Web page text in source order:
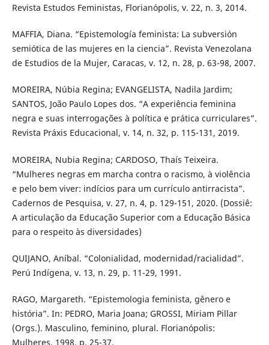
Revista Estudos Feministas, Florianópolis, v. 22, n. 3, 2014.
MAFFIA, Diana. “Epistemología feminista: La subversión
semiótica de las mujeres en la ciencia”. Revista Venezolana
de Estudios de la Mujer, Caracas, v. 12, n. 28, p. 63-98, 2007.
MOREIRA, Núbia Regina; EVANGELISTA, Nadila Jardim;
SANTOS, João Paulo Lopes dos. “A experiência feminina
negra e suas interrogações à política e prática curriculares”.
Revista Práxis Educacional, v. 14, n. 32, p. 115-131, 2019.
MOREIRA, Nubia Regina; CARDOSO, Thaís Teixeira.
“Mulheres negras em marcha contra o racismo, à violência
e pelo bem viver: indícios para um currículo antirracista”.
Cadernos de Pesquisa, v. 27, n. 4, p. 129-151, 2020. (Dossiê:
A articulação da Educação Superior com a Educação Básica
para o respeito às diversidades)
QUIJANO, Aníbal. “Colonialidad, modernidad/racialidad”.
Perú Indígena, v. 13, n. 29, p. 11-29, 1991.
RAGO, Margareth. “Epistemologia feminista, gênero e
história”. In: PEDRO, Maria Joana; GROSSI, Miriam Pillar
(Orgs.). Masculino, feminino, plural. Florianópolis:
Mulheres, 1998. p. 25-37.